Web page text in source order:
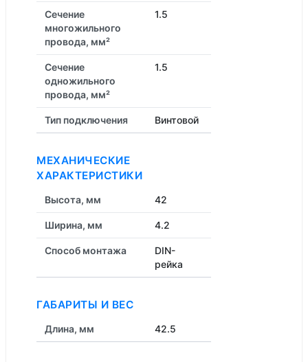
Сечение
многожильного
провода, мм²
1.5
Сечение
одножильного
провода, мм²
1.5
Тип подключения Винтовой
МЕХАНИЧЕСКИЕ
ХАРАКТЕРИСТИКИ
Высота, мм 42
Ширина, мм 4.2
Способ монтажа
DIN-
рейка
ГАБАРИТЫ И ВЕС
Длина, мм 42.5